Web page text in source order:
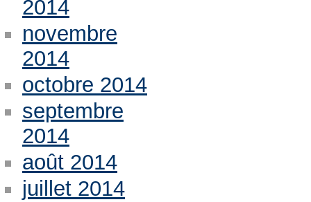
2014
novembre
2014
octobre 2014
septembre
2014
août 2014
juillet 2014